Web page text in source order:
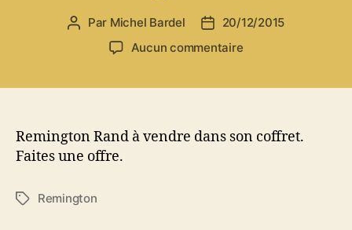
Auteur
l’article
Par Michel Bardel
Date20/12/2015
Aucun commentairesur
Remington Rand à vendre dans son coffret.
Faites une offre.
Étiquettes
Remington